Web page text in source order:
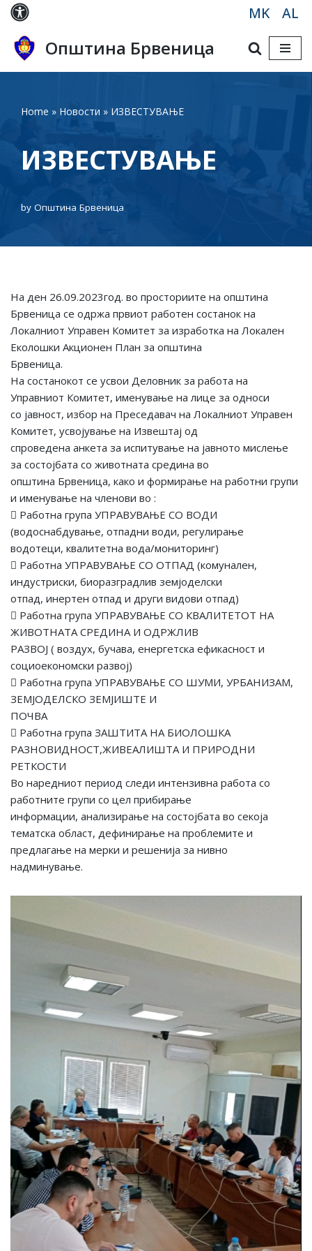
Skip
to
content
MK AL
Општина Брвеница
Home » Новости » ИЗВЕСТУВАЊЕ
ИЗВЕСТУВАЊЕ
by Општина Брвеница
На ден 26.09.2023год. во просториите на општина
Брвеница се одржа првиот работен состанок на
Локалниот Управен Комитет за изработка на Локален
Еколошки Акционен План за општина
Брвеница.
На состанокот се усвои Деловник за работа на
Управниот Комитет, именување на лице за односи
со јавност, избор на Преседавач на Локалниот Управен
Комитет, усвојување на Извештај од
спроведена анкета за испитување на јавното мислење
за состојбата со животната средина во
општина Брвеница, како и формирање на работни групи
и именување на членови во :
 Работна група УПРАВУВАЊЕ СО ВОДИ
(водоснабдување, отпадни води, регулирање
водотеци, квалитетна вода/мониторинг)
 Работна УПРАВУВАЊЕ СО ОТПАД (комунален,
индустриски, биоразградлив земјоделски
отпад, инертен отпад и други видови отпад)
 Работна група УПРАВУВАЊЕ СО КВАЛИТЕТОТ НА
ЖИВОТНАТА СРЕДИНА И ОДРЖЛИВ
РАЗВОЈ ( воздух, бучава, енергетска ефикасност и
социоекономски развој)
 Работна група УПРАВУВАЊЕ СО ШУМИ, УРБАНИЗАМ,
ЗЕМЈОДЕЛСКО ЗЕМЈИШТЕ И
ПОЧВА
 Работна група ЗАШТИТА НА БИОЛОШКА
РАЗНОВИДНОСТ,ЖИВЕАЛИШТА И ПРИРОДНИ
РЕТКОСТИ
Во наредниот период следи интензивна работа со
работните групи со цел прибирање
информации, анализирање на состојбата во секоја
тематска област, дефинирање на проблемите и
предлагање на мерки и решенија за нивно
надминување.